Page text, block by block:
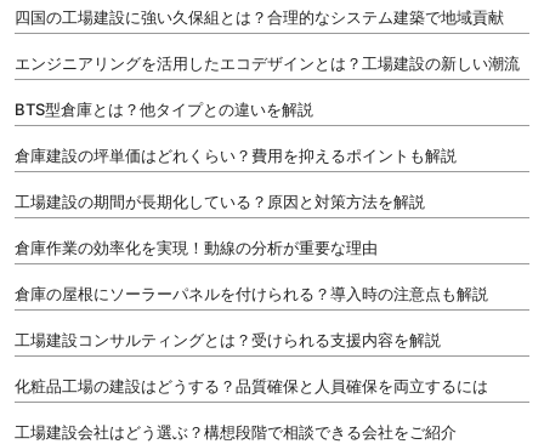
四国の工場建設に強い久保組とは？合理的なシステム建築で地域貢献
エンジニアリングを活用したエコデザインとは？工場建設の新しい潮流
BTS型倉庫とは？他タイプとの違いを解説
倉庫建設の坪単価はどれくらい？費用を抑えるポイントも解説
工場建設の期間が長期化している？原因と対策方法を解説
倉庫作業の効率化を実現！動線の分析が重要な理由
倉庫の屋根にソーラーパネルを付けられる？導入時の注意点も解説
工場建設コンサルティングとは？受けられる支援内容を解説
化粧品工場の建設はどうする？品質確保と人員確保を両立するには
工場建設会社はどう選ぶ？構想段階で相談できる会社をご紹介